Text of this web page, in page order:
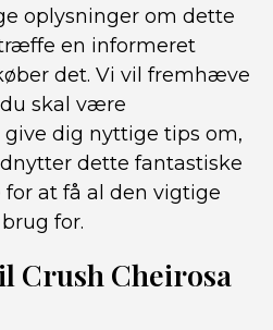
oplysninger om dette
en informeret
det. Vi vil fremhæve
skal være
dig nyttige tips om,
dette fantastiske
at få al den vigtige
for.
Crush Cheirosa